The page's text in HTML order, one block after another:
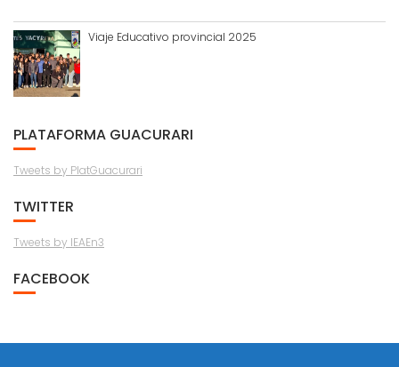
Viaje Educativo provincial 2025
PLATAFORMA GUACURARI
Tweets by PlatGuacurari
TWITTER
Tweets by IEAEn3
FACEBOOK